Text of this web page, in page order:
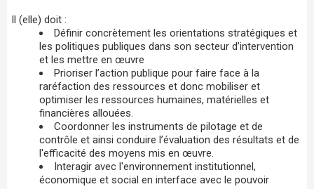
Il (elle) doit :
Définir concrètement les orientations stratégiques et
les politiques publiques dans son secteur d’intervention
et les mettre en œuvre
Prioriser l’action publique pour faire face à la
raréfaction des ressources et donc mobiliser et
optimiser les ressources humaines, matérielles et
financières allouées.
Coordonner les instruments de pilotage et de
contrôle et ainsi conduire l’évaluation des résultats et de
l'efficacité des moyens mis en œuvre.
Interagir avec l'environnement institutionnel,
économique et social en interface avec le pouvoir